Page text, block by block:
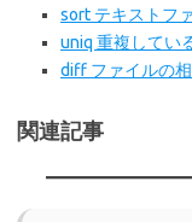
sort テキストフ
uniq 重複してい
diff ファイルの
関連記事